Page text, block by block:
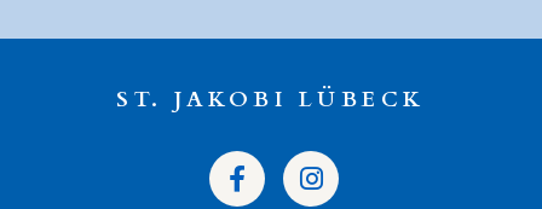
ST. JAKOBI LÜBECK